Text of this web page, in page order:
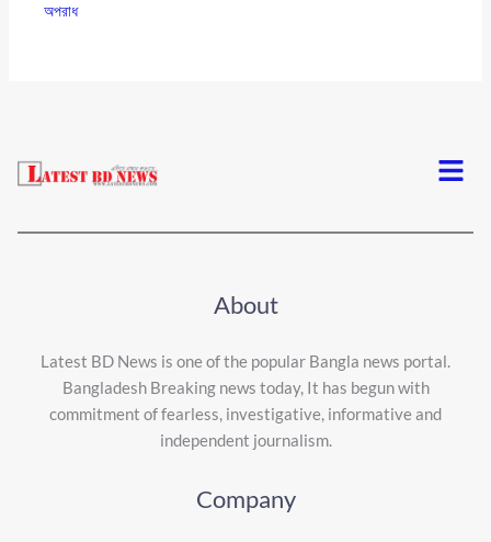
অপরাধ
Menu
About
Latest BD News is one of the popular Bangla news portal.
Bangladesh Breaking news today, It has begun with
commitment of fearless, investigative, informative and
independent journalism.
Company